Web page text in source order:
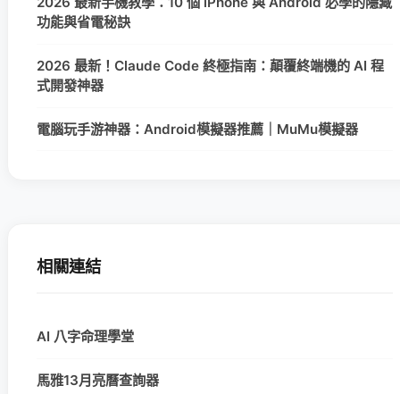
功能與省電秘訣
2026 最新！Claude Code 終極指南：顛覆終端機的 AI 程
式開發神器
電腦玩手游神器：Android模擬器推薦｜MuMu模擬器
相關連結
AI 八字命理學堂
馬雅13月亮曆查詢器